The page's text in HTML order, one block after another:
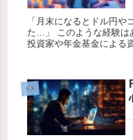
「月末になるとドル円や
た…」 このような経験は
投資家や年金基金による
FX